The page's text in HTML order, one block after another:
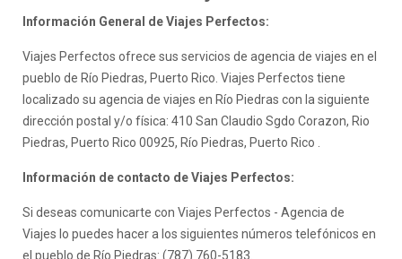
Información General de Viajes Perfectos:
Viajes Perfectos ofrece sus servicios de agencia de viajes en el
pueblo de Río Piedras, Puerto Rico. Viajes Perfectos tiene
localizado su agencia de viajes en Río Piedras con la siguiente
dirección postal y/o física: 410 San Claudio Sgdo Corazon, Rio
Piedras, Puerto Rico 00925, Río Piedras, Puerto Rico .
Información de contacto de Viajes Perfectos:
Si deseas comunicarte con Viajes Perfectos - Agencia de
Viajes lo puedes hacer a los siguientes números telefónicos en
el pueblo de Río Piedras: (787) 760-5183.